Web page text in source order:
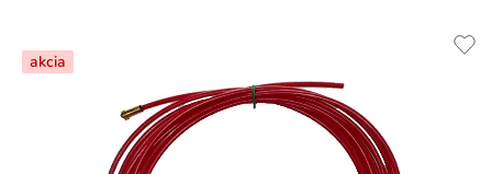
akcia